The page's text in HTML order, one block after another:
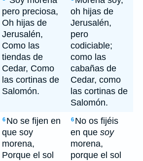
pero preciosa,
Oh hijas de
Jerusalén,
Como las
tiendas de
Cedar, Como
las cortinas de
Salomón.
oh hijas de
Jerusalén,
pero
codiciable;
como las
cabañas de
Cedar, como
las cortinas de
Salomón.
6 No se fijen en
que soy
morena,
Porque el sol
6 No os fijéis
en que soy
morena,
porque el sol